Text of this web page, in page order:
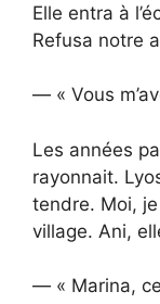
Elle entra à
Refusa notre
— « Vous
Les années
rayonnait.
tendre. Moi,
village. Ani,
— « Marina,